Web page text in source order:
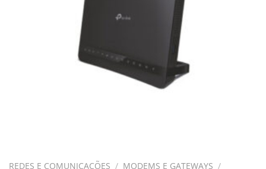
REDES E COMUNICAÇÕES / MODEMS E GATEWAYS /